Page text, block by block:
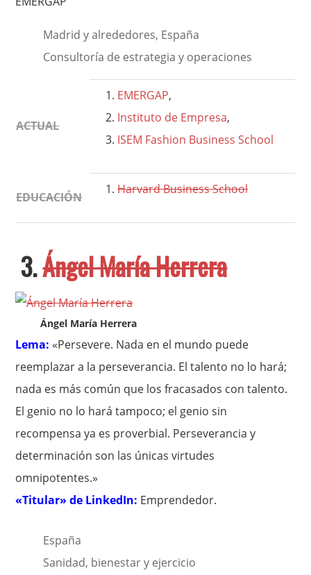
Madrid y alrededores, España
Consultoría de estrategia y operaciones
ACTUAL
EMERGAP,
Instituto de Empresa,
ISEM Fashion Business School
EDUCACIÓN
Harvard Business School
3.Ángel María Herrera
Ángel María Herrera
Lema: «Persevere. Nada en el mundo puede
reemplazar a la perseverancia. El talento no lo hará;
nada es más común que los fracasados con talento.
El genio no lo hará tampoco; el genio sin
recompensa ya es proverbial. Perseverancia y
determinación son las únicas virtudes
omnipotentes.»
«Titular» de LinkedIn: Emprendedor.
España
Sanidad, bienestar y ejercicio